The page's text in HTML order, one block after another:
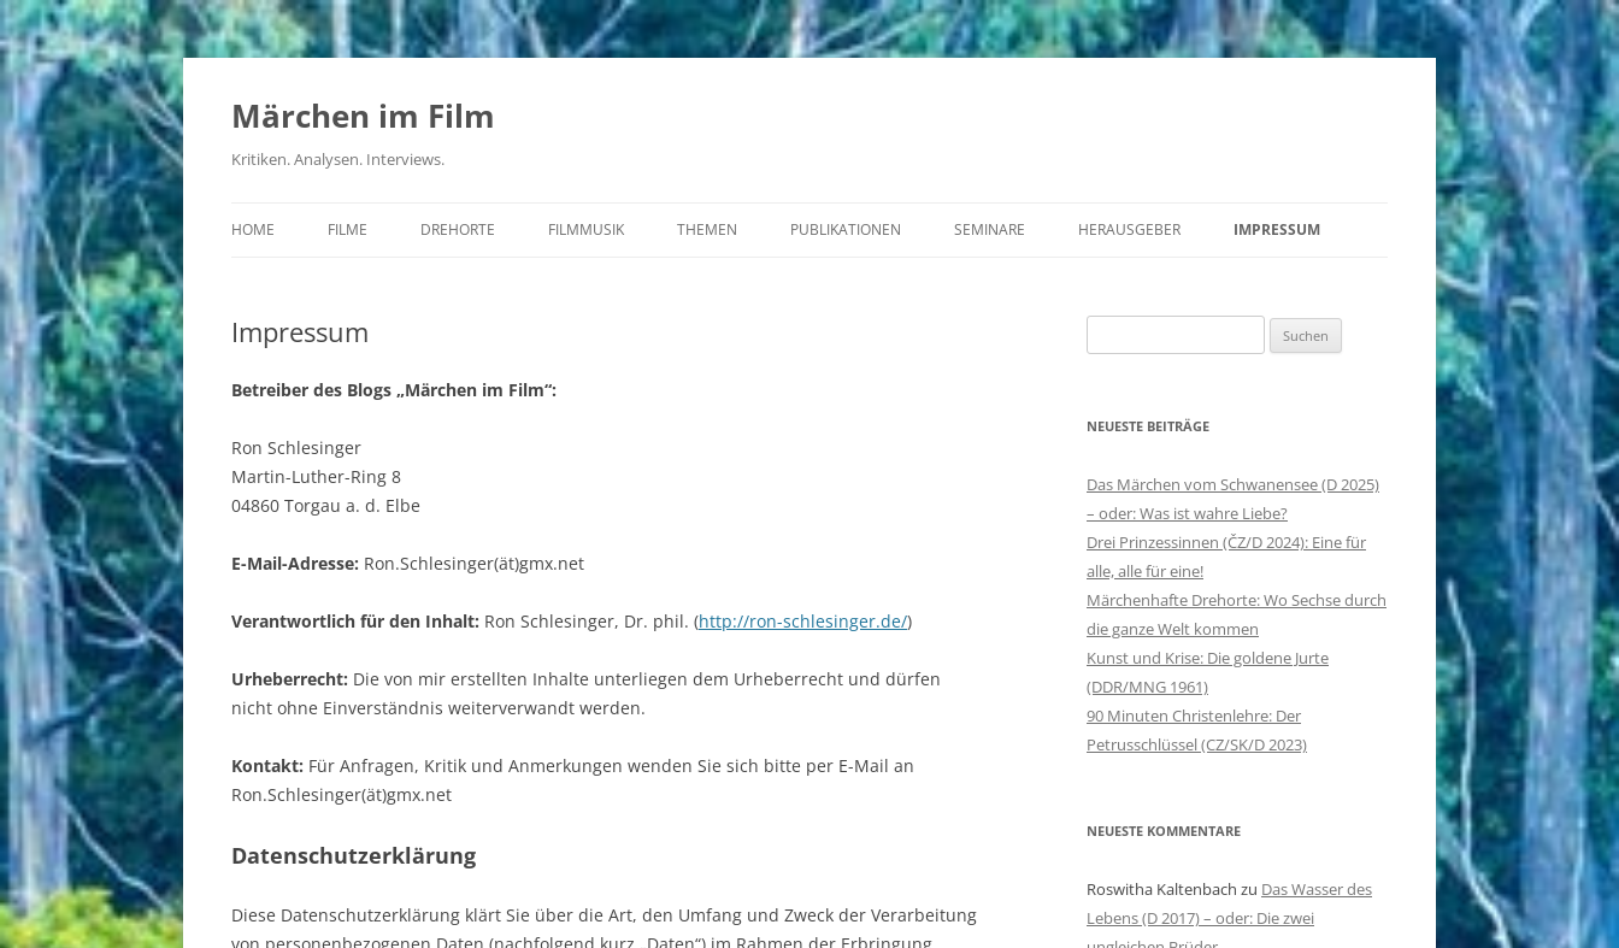
Zum
springen
Märchen im Film
Kritiken. Analysen. Interviews.
HOME FILME
BRD
DRITTES REICH
ČSSR
ITALIEN
RUMÄNIEN
DREHORTE FILMMUSIK THEMEN PUBLIKATIONEN SEMINARE HERAUSGEBER
MÄRCHEN-DIA-ROLLFILM IN DER
DDR
MÄRCHENSPIELFILM
MÄRCHEN IM MEDIENWECHSEL
ROTKÄPPCHEN IM DRITTEN REICH
IMPRESSUM
Impressum
Betreiber des Blogs „Märchen im Film“:
Ron Schlesinger
Martin-Luther-Ring 8
04860 Torgau a. d. Elbe
E-Mail-Adresse: Ron.Schlesinger(ät)gmx.net
Verantwortlich für den Inhalt: Ron Schlesinger, Dr. phil. (http://ron-schlesinger.de/)
Urheberrecht: Die von mir erstellten Inhalte unterliegen dem Urheberrecht und dürfen
nicht ohne Einverständnis weiterverwandt werden.
Kontakt: Für Anfragen, Kritik und Anmerkungen wenden Sie sich bitte per E-Mail an
Ron.Schlesinger(ät)gmx.net
Datenschutzerklärung
Diese Datenschutzerklärung klärt Sie über die Art, den Umfang und Zweck der Verarbeitung
nach:
NEUESTE BEITRÄGE
Das Märchen vom Schwanensee (D 2025)
– oder: Was ist wahre Liebe?
Drei Prinzessinnen (ČZ/D 2024): Eine für
alle, alle für eine!
Märchenhafte Drehorte: Wo Sechse durch
die ganze Welt kommen
Kunst und Krise: Die goldene Jurte
(DDR/MNG 1961)
90 Minuten Christenlehre: Der
Petrusschlüssel (CZ/SK/D 2023)
NEUESTE KOMMENTARE
Roswitha Kaltenbach zu Das Wasser des
Lebens (D 2017) – oder: Die zwei